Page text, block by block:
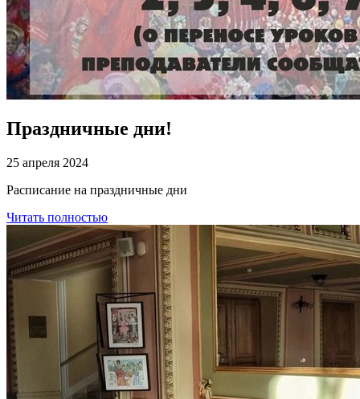
Праздничные дни!
25 апреля 2024
Расписание на праздничные дни
Читать полностью